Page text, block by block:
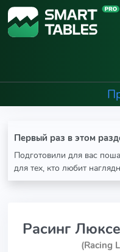
Первый раз в этом
Подготовили для вас
для тех, кто любит
Расинг
(Racing